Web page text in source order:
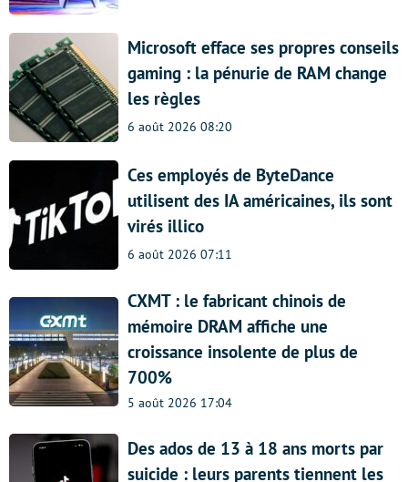
Microsoft efface ses propres conseils
gaming : la pénurie de RAM change
les règles
6 août 2026 08:20
Ces employés de ByteDance
utilisent des IA américaines, ils sont
virés illico
6 août 2026 07:11
CXMT : le fabricant chinois de
mémoire DRAM affiche une
croissance insolente de plus de
700%
5 août 2026 17:04
Des ados de 13 à 18 ans morts par
suicide : leurs parents tiennent les